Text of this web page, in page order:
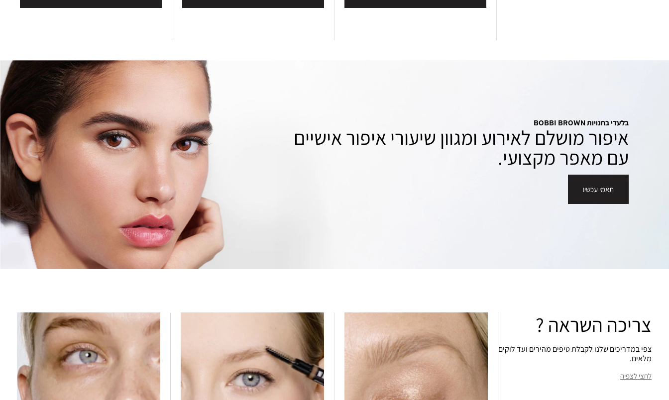
בלעדי בחנויות BOBBI BROWN
איפור מושלם לאירוע ומגוון שיעורי איפור אישיים
עם מאפר מקצועי.
תאמי עכשיו
צריכה השראה ?
צפי במדריכים שלנו לקבלת טיפים מהירים ועד לוקים
מלאים.
לחצי לצפיה